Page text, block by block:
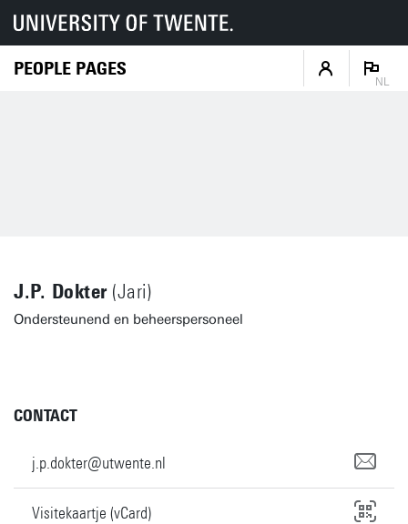
PEOPLE PAGES
NL
J.P. Dokter(Jari)
Ondersteunend en beheerspersoneel
CONTACT
j.p.dokter@utwente.nl
Visitekaartje (vCard)